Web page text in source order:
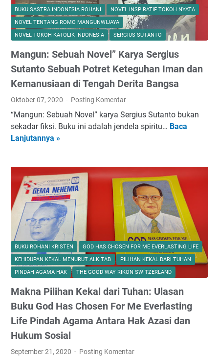
BUKU SASTRA INDONESIA ROHANI
NOVEL INSPIRATIF TOKOH NYATA
NOVEL TENTANG ROMO MANGUNWIJAYA
NOVEL TOKOH KATOLIK INDONESIA
SERGIUS SUTANTO
Mangun: Sebuah Novel” Karya Sergius
Sutanto Sebuah Potret Keteguhan Iman dan
Kemanusiaan di Tengah Derita Bangsa
Oktober 07, 2020 Posting Komentar
“Mangun: Sebuah Novel” karya Sergius Sutanto bukan
sekadar fiksi. Buku ini adalah jendela spiritu… Baca
Lanjutannya »
M
u
n
:
S
e
b
u
a
h
N
o
v
”
K
BUKU ROHANI KRISTEN
GOD HAS CHOSEN FOR ME EVERLASTING LIFE
KEHIDUPAN KEKAL MENURUT ALKITAB
PILIHAN KEKAL DARI TUHAN
PINDAH AGAMA HAK
THE GOOD WAY RIKON SWITZERLAND
Makna Pilihan Kekal dari Tuhan: Ulasan
Buku God Has Chosen For Me Everlasting
Life Pindah Agama Antara Hak Azasi dan
Hukum Sosial
September 21, 2020 Posting Komentar